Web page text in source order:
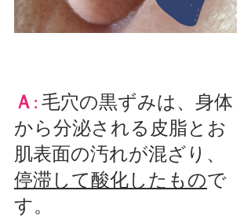
Ａ: 毛穴の黒ずみは、身体
から分泌される皮脂とお
肌表面の汚れが混ざり、
停滞して酸化したもので
す。